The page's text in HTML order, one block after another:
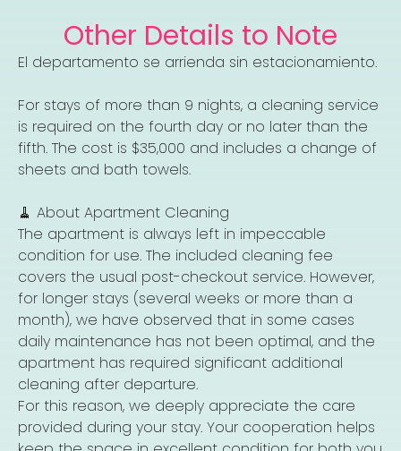
Other Details to Note
El departamento se arrienda sin estacionamiento.
For stays of more than 9 nights, a cleaning service
is required on the fourth day or no later than the
fifth. The cost is $35,000 and includes a change of
sheets and bath towels.
🧹 About Apartment Cleaning
The apartment is always left in impeccable
condition for use. The included cleaning fee
covers the usual post-checkout service. However,
for longer stays (several weeks or more than a
month), we have observed that in some cases
daily maintenance has not been optimal, and the
apartment has required significant additional
cleaning after departure.
For this reason, we deeply appreciate the care
provided during your stay. Your cooperation helps